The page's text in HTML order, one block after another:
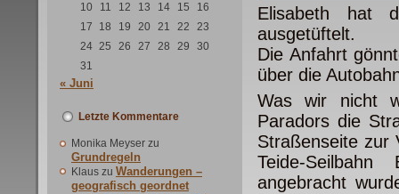
10
11 12 13 14 15
16
17
18 19 20 21 22
23
24 25 26 27 28 29
30
31
« Juni
Letzte Kommentare
Monika Meyser zu
Grundregeln
Klaus zu Wanderungen –
geografisch geordnet
Elisabeth hat
ausgetüftelt.
Die Anfahrt
über die
Was wir nicht
Paradors die
Straßenseite zur
Teide-Seilbahn
angebracht